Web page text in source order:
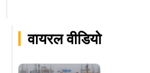
वायरल वीडियो